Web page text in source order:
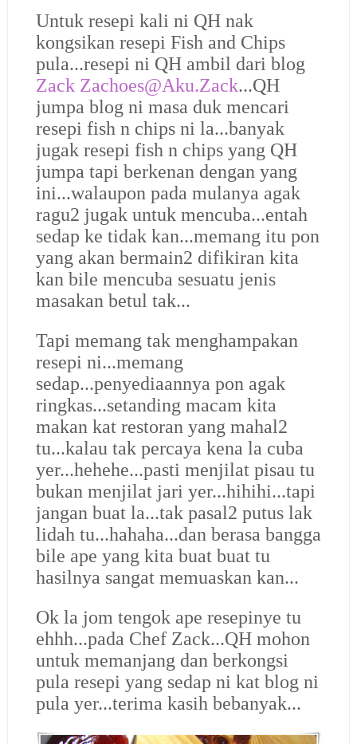
Untuk resepi kali ni QH nak
kongsikan resepi Fish and Chips
pula...resepi ni QH ambil dari blog
Zack Zachoes@Aku.Zack...QH
jumpa blog ni masa duk mencari
resepi fish n chips ni la...banyak
jugak resepi fish n chips yang QH
jumpa tapi berkenan dengan yang
ini...walaupon pada mulanya agak
ragu2 jugak untuk mencuba...entah
sedap ke tidak kan...memang itu pon
yang akan bermain2 difikiran kita
kan bile mencuba sesuatu jenis
masakan betul tak...
Tapi memang tak menghampakan
resepi ni...memang
sedap...penyediaannya pon agak
ringkas...setanding macam kita
makan kat restoran yang mahal2
tu...kalau tak percaya kena la cuba
yer...hehehe...pasti menjilat pisau tu
bukan menjilat jari yer...hihihi...tapi
jangan buat la...tak pasal2 putus lak
lidah tu...hahaha...dan berasa bangga
bile ape yang kita buat buat tu
hasilnya sangat memuaskan kan...
Ok la jom tengok ape resepinye tu
ehhh...pada Chef Zack...QH mohon
untuk memanjang dan berkongsi
pula resepi yang sedap ni kat blog ni
pula yer...terima kasih bebanyak...